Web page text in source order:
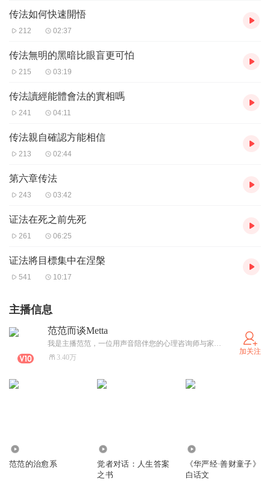
传法如何快速開悟
212 02:37
传法無明的黑暗比眼盲更可怕
215 03:19
传法讀經能體會法的實相嗎
241 04:11
传法親自確認方能相信
213 02:44
第六章传法
243 03:42
证法在死之前先死
261 06:25
证法將目標集中在涅槃
541 10:17
主播信息
范范而谈Metta
我是主播范范，一位用声音陪伴您的心理咨询师与家庭教育导师。我将现代心理学与原始佛教的智慧相融合，擅长引导您通过正念禅修，照见烦恼的根源，在纷扰的生活中安顿身心，找到养育与自愈的力量。 在这里，愿以专业与体悟，陪伴您走出困境，活出从容与智慧。
3.40万
加关注
范范的治愈系
觉者对话：人生答案
之书
《华严经·善财童子》
白话文